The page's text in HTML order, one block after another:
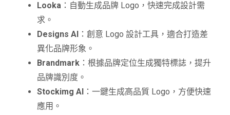
Looka ：自動生成品牌 Logo，快速完成設計需
求。
Designs AI ：創意 Logo 設計工具，適合打造差
異化品牌形象。
Brandmark ：根據品牌定位生成獨特標誌，提升
品牌識別度。
Stockimg AI ：一鍵生成高品質 Logo，方便快速
應用。